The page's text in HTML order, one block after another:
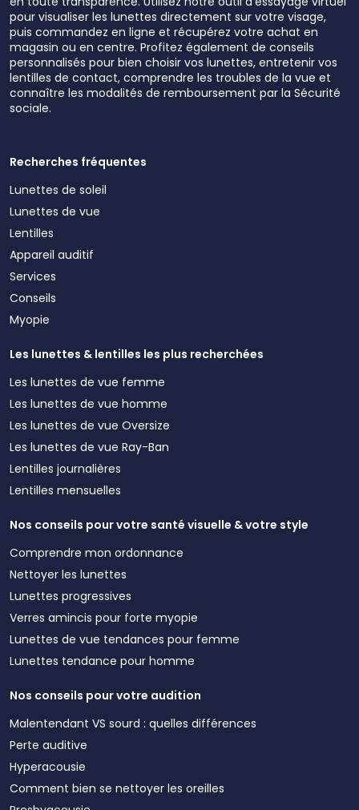
pour visualiser les lunettes directement sur votre visage,
puis commandez en ligne et récupérez votre achat en
magasin ou en centre. Profitez également de conseils
personnalisés pour bien choisir vos lunettes, entretenir vos
lentilles de contact, comprendre les troubles de la vue et
connaître les modalités de remboursement par la Sécurité
sociale.
Recherches fréquentes
Lunettes de soleil
Lunettes de vue
Lentilles
Appareil auditif
Services
Conseils
Myopie
Les lunettes & lentilles les plus recherchées
Les lunettes de vue femme
Les lunettes de vue homme
Les lunettes de vue Oversize
Les lunettes de vue Ray-Ban
Lentilles journalières
Lentilles mensuelles
Nos conseils pour votre santé visuelle & votre style
Comprendre mon ordonnance
Nettoyer les lunettes
Lunettes progressives
Verres amincis pour forte myopie
Lunettes de vue tendances pour femme
Lunettes tendance pour homme
Nos conseils pour votre audition
Malentendant VS sourd : quelles différences
Perte auditive
Hyperacousie
Comment bien se nettoyer les oreilles